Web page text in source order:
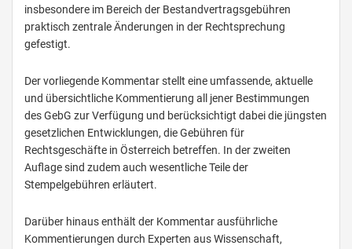
insbesondere im Bereich der Bestandvertragsgebühren
praktisch zentrale Änderungen in der Rechtsprechung
gefestigt.
Der vorliegende Kommentar stellt eine umfassende, aktuelle
und übersichtliche Kommentierung all jener Bestimmungen
des GebG zur Verfügung und berücksichtigt dabei die jüngsten
gesetzlichen Entwicklungen, die Gebühren für
Rechtsgeschäfte in Österreich betreffen. In der zweiten
Auflage sind zudem auch wesentliche Teile der
Stempelgebühren erläutert.
Darüber hinaus enthält der Kommentar ausführliche
Kommentierungen durch Experten aus Wissenschaft,